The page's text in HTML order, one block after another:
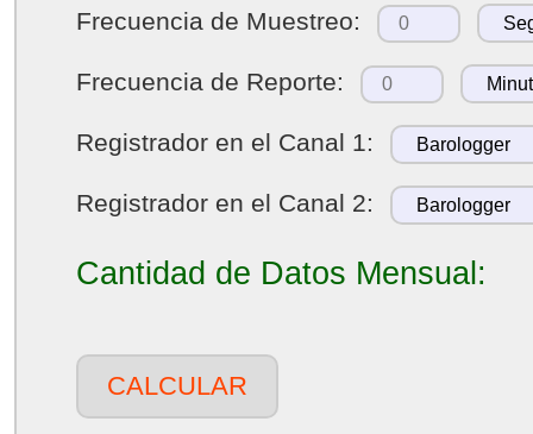
Frecuencia de Muestreo:
Frecuencia de Reporte:
Registrador en el Canal 1:
Registrador en el Canal 2:
Cantidad de Datos Mensual:
CALCULAR